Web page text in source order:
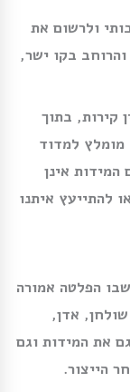
ולרשום את
בקו ישר,
קירות, בתוך
למדוד
אינן
להתייעץ איתנו
הפלטה אמורה
אדן,
את המידות וגם
הייצור.